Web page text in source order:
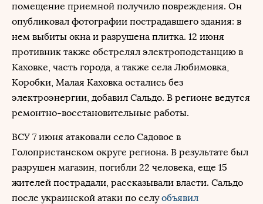
помещение приемной получило повреждения. Он
опубликовал фотографии пострадавшего здания: в
нем выбиты окна и разрушена плитка. 12 июня
противник также обстрелял электроподстанцию в
Каховке, часть города, а также села Любимовка,
Коробки, Малая Каховка остались без
электроэнергии, добавил Сальдо. В регионе ведутся
ремонтно-восстановительные работы.
ВСУ 7 июня атаковали село Садовое в
Голопристанском округе региона. В результате был
разрушен магазин, погибли 22 человека, еще 15
жителей пострадали, рассказывали власти. Сальдо
после украинской атаки по селуобъявил